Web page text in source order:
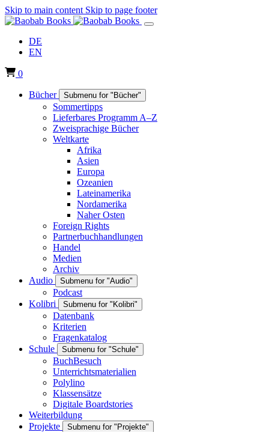
Skip to main content Skip to page footer
DE
EN
0
Bücher Submenu for "Bücher"
Sommertipps
Lieferbares Programm A–Z
Zweisprachige Bücher
Weltkarte
Afrika
Asien
Europa
Ozeanien
Lateinamerika
Nordamerika
Naher Osten
Foreign Rights
Partnerbuchhandlungen
Handel
Medien
Archiv
Audio
Submenu for "Audio"
Podcast
Kolibri
Submenu for "Kolibri"
Datenbank
Kriterien
Fragenkatalog
Schule
Submenu for "Schule"
BuchBesuch
Unterrichtsmaterialien
Polylino
Klassensätze
Digitale Boardstories
Weiterbildung
Projekte
Submenu for "Projekte"